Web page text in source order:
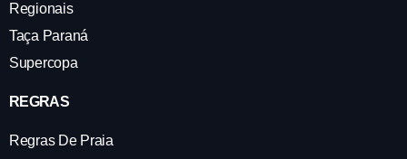
Regionais
Taça Paraná
Supercopa
REGRAS
Regras De Praia